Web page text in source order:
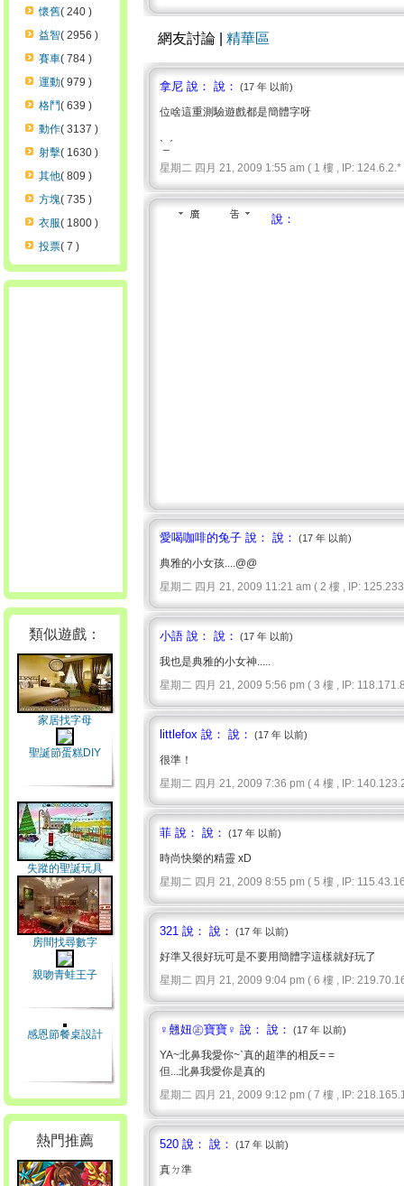
懷舊( 240 )
益智( 2956 )
賽車( 784 )
運動( 979 )
格鬥( 639 )
動作( 3137 )
射擊( 1630 )
其他( 809 )
方塊( 735 )
衣服( 1800 )
投票( 7 )
類似遊戲：
家居找字母
聖誕節蛋糕DIY
失蹤的聖誕玩具
房間找尋數字
親吻青蛙王子
感恩節餐桌設計
熱門推薦
網友討論 | 精華區
拿尼 說： 說： (17 年 以前)
位啥這重測驗遊戲都是簡體字呀
ˋ_ˊ
星期二 四月 21, 2009 1:55 am ( 1 樓 , IP: 124.6.2.*
說：
愛喝咖啡的兔子 說： 說： (17 年 以前)
典雅的小女孩....@@
星期二 四月 21, 2009 11:21 am ( 2 樓 , IP:
小語 說： 說： (17 年 以前)
我也是典雅的小女神.....
星期二 四月 21, 2009 5:56 pm ( 3 樓 , IP:
littlefox 說： 說： (17 年 以前)
很準！
星期二 四月 21, 2009 7:36 pm ( 4 樓 , IP:
菲 說： 說： (17 年 以前)
時尚快樂的精靈 xD
星期二 四月 21, 2009 8:55 pm ( 5 樓 , IP:
321 說： 說： (17 年 以前)
好準又很好玩可是不要用簡體字這樣就好玩了
星期二 四月 21, 2009 9:04 pm ( 6 樓 , IP:
♀翹妞㊣寶寶♀ 說： 說： (17 年 以前)
YA~北鼻我愛你~ˋ真的超準的相反= =
但...北鼻我愛你是真的
星期二 四月 21, 2009 9:12 pm ( 7 樓 , IP:
520 說： 說： (17 年 以前)
真ㄉ準